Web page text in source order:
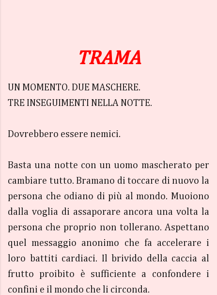
TRAMA
UN MOMENTO. DUE MASCHERE.
TRE INSEGUIMENTI NELLA NOTTE.
Dovrebbero essere nemici.
Basta una notte con un uomo mascherato per
cambiare tutto. Bramano di toccare di nuovo la
persona che odiano di più al mondo. Muoiono
dalla voglia di assaporare ancora una volta la
persona che proprio non tollerano. Aspettano
quel messaggio anonimo che fa accelerare i
loro battiti cardiaci. Il brivido della caccia al
frutto proibito è sufficiente a confondere i
confini e il mondo che li circonda.